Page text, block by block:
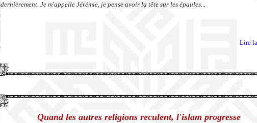
dernièrement. Je m'appelle Jérémie, je pense avoir la tête sur les épaules...
Lire
Quand les autres religions reculent, l'islam progresse